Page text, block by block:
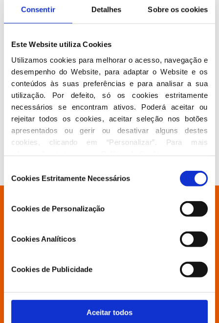
Consentir Detalhes Sobre os cookies
Este Website utiliza Cookies
Utilizamos cookies para melhorar o acesso, navegação e
desempenho do Website, para adaptar o Website e os
conteúdos às suas preferências e para analisar a sua
utilização. Por defeito, só os cookies estritamente
necessários se encontram ativos. Poderá aceitar ou
rejeitar todos os cookies, aceitar seleção nos botões
apresentados ou gerir ou desativar alguns destes
cookies, clicando em “Personalizar”. Para mais
deCookies Estritamente Necessários
Cookies de Personalização
Cookies Analíticos
Cookies de Publicidade
Aceitar todos
“De Corpo Inteiro”
O que podemos esperar de Rui Rio? Essa é a one
million dollar question. Com um percurso polític...
2014 Mário Jorge Carvalho
Está à procura de algo específico?
Grupo Parlamentar